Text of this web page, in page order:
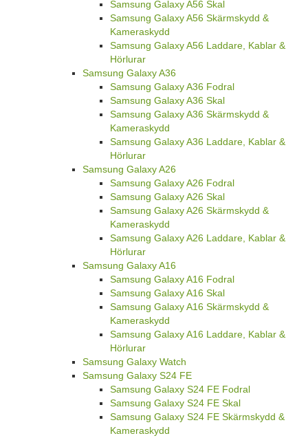
Samsung Galaxy A56 Skal
Samsung Galaxy A56 Skärmskydd &
Kameraskydd
Samsung Galaxy A56 Laddare, Kablar &
Hörlurar
Samsung Galaxy A36
Samsung Galaxy A36 Fodral
Samsung Galaxy A36 Skal
Samsung Galaxy A36 Skärmskydd &
Kameraskydd
Samsung Galaxy A36 Laddare, Kablar &
Hörlurar
Samsung Galaxy A26
Samsung Galaxy A26 Fodral
Samsung Galaxy A26 Skal
Samsung Galaxy A26 Skärmskydd &
Kameraskydd
Samsung Galaxy A26 Laddare, Kablar &
Hörlurar
Samsung Galaxy A16
Samsung Galaxy A16 Fodral
Samsung Galaxy A16 Skal
Samsung Galaxy A16 Skärmskydd &
Kameraskydd
Samsung Galaxy A16 Laddare, Kablar &
Hörlurar
Samsung Galaxy Watch
Samsung Galaxy S24 FE
Samsung Galaxy S24 FE Fodral
Samsung Galaxy S24 FE Skal
Samsung Galaxy S24 FE Skärmskydd &
Kameraskydd